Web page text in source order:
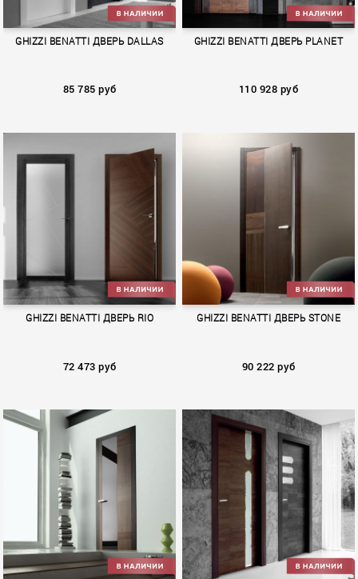
GHIZZI BENATTI ДВЕРЬ DALLAS
85 785 руб
PLANET
GHIZZI BENATTI ДВЕРЬ PLANET
110 928 руб
RIO
GHIZZI BENATTI ДВЕРЬ RIO
72 473 руб
STONE
GHIZZI BENATTI ДВЕРЬ STONE
90 222 руб